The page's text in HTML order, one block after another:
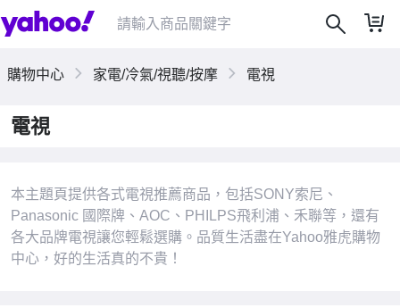
購物中心 家電/冷氣/視聽/按摩 電視
電視
本主題頁提供各式電視推薦商品，包括SONY索尼、
Panasonic 國際牌、AOC、PHILPS飛利浦、禾聯等，還有
各大品牌電視讓您輕鬆選購。品質生活盡在Yahoo雅虎購物
中心，好的生活真的不貴！